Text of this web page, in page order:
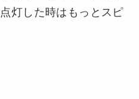
灯した時はもっとスピ